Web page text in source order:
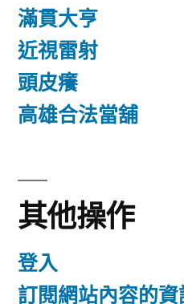
滿貫大亨
近視雷射
頭皮癢
高雄合法當舖
其他操作
登入
訂閱網站內容的